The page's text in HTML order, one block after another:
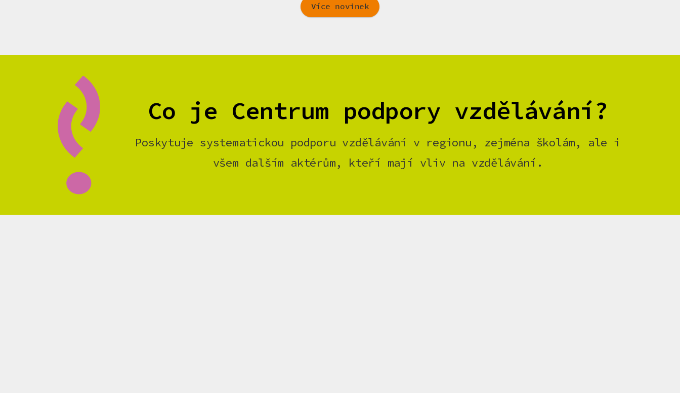
Více novinek
Co je Centrum podpory vzdělávání?
Poskytuje systematickou podporu vzdělávání v regionu, zejména školám, ale i
všem dalším aktérům, kteří mají vliv na vzdělávání.